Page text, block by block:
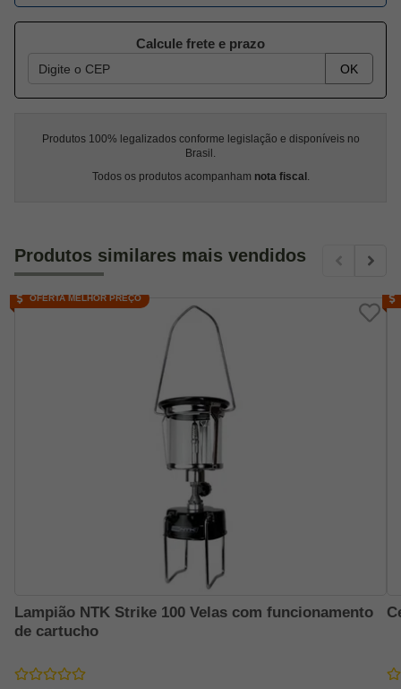
Calcule frete e prazo
OK
Produtos 100% legalizados conforme legislação e disponíveis no
Brasil.
Todos os produtos acompanham nota fiscal .
Produtos similares mais vendidos
Lampião NTK Strike 100 Velas com funcionamento
de cartucho
OFERTA MELHOR PREÇO